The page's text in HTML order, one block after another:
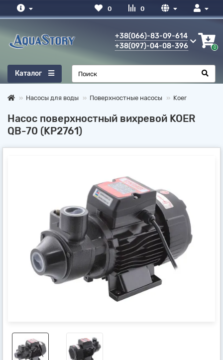
0
0
+38(066)-83-09-614
+38(097)-04-08-396
0
Каталог
Насосы для воды Поверхностные насосы Koer
Насос поверхностный вихревой KOER
QB-70 (KP2761)